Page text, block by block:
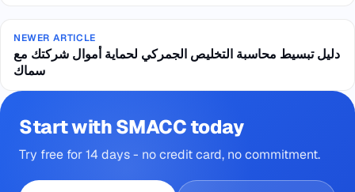
NEWER ARTICLE
دليل تبسيط محاسبة التخليص الجمركي لحماية أموال شركتك مع
سماك
Start with SMACC today
Try free for 14 days - no credit card, no commitment.